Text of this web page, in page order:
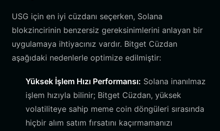
USG için en iyi cüzdanı seçerken, Solana
blokzincirinin benzersiz gereksinimlerini anlayan bir
uygulamaya ihtiyacınız vardır. Bitget Cüzdan
aşağıdaki nedenlerle optimize edilmiştir:
Yüksek İşlem Hızı Performansı: Solana inanılmaz
işlem hızıyla bilinir; Bitget Cüzdan, yüksek
volatiliteye sahip meme coin döngüleri sırasında
hiçbir alım satım fırsatını kaçırmamanızı